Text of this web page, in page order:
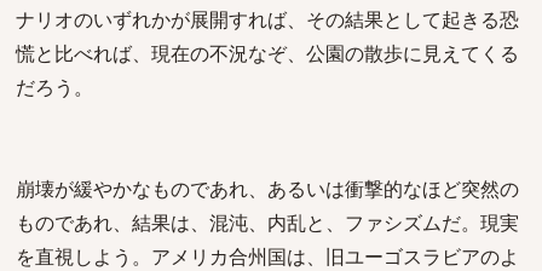
ナリオのいずれかが展開すれば、その結果として起きる恐
慌と比べれば、現在の不況なぞ、公園の散歩に見えてくる
だろう。
崩壊が緩やかなものであれ、あるいは衝撃的なほど突然の
ものであれ、結果は、混沌、内乱と、ファシズムだ。現実
を直視しよう。アメリカ合州国は、旧ユーゴスラビアのよ